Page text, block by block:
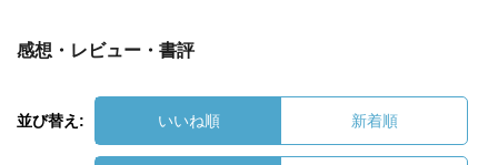
感想・レビュー・書評
並び替え: いいね順 新着順